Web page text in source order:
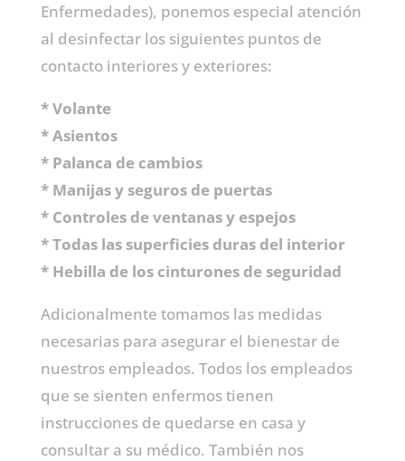
Enfermedades), ponemos especial atención
al desinfectar los siguientes puntos de
contacto interiores y exteriores:
* Volante
* Asientos
* Palanca de cambios
* Manijas y seguros de puertas
* Controles de ventanas y espejos
* Todas las superficies duras del interior
* Hebilla de los cinturones de seguridad
Adicionalmente tomamos las medidas
necesarias para asegurar el bienestar de
nuestros empleados. Todos los empleados
que se sienten enfermos tienen
instrucciones de quedarse en casa y
consultar a su médico. También nos